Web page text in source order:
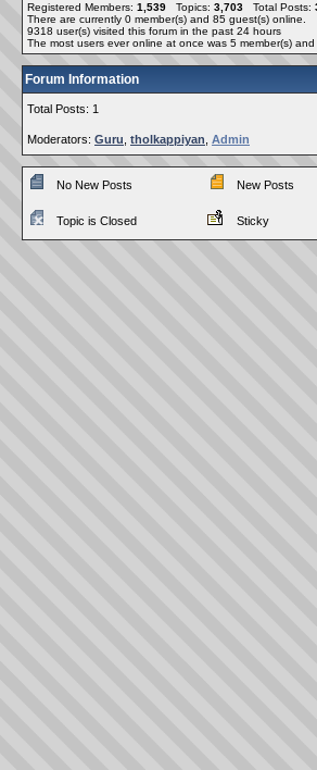
Registered Members: 1,539 Topics: 3,703 Total Posts:
There are currently 0 member(s) and 85 guest(s) online
9318 user(s) visited this forum in the past 24 hours
The most users ever online at once was 5 member(s)
Forum Information
Total Posts: 1
Moderators: Guru tholkappiyan Admin
No New Posts New Posts
Topic is Closed Sticky